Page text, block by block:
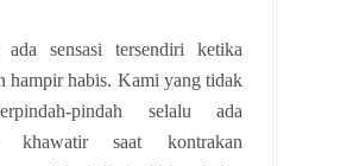
ada sensasi tersendiri ketika
hampir habis. Kami yang tidak
pindah selalu ada
khawatir saat kontrakan